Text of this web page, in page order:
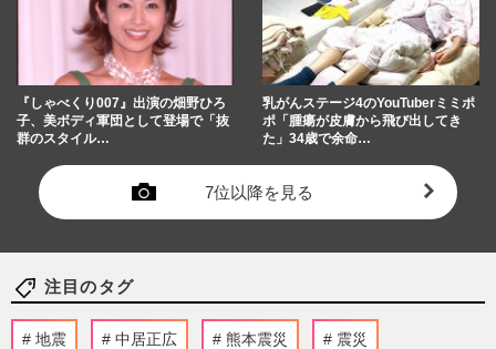
『しゃべくり007』出演の畑野ひろ
子、美ボディ軍団として登場で「抜
群のスタイル…
乳がんステージ4のYouTuberミミポ
ポ「腫瘍が皮膚から飛び出してき
た」34歳で余命…
7位以降を見る
注目のタグ
地震 中居正広 熊本震災 震災